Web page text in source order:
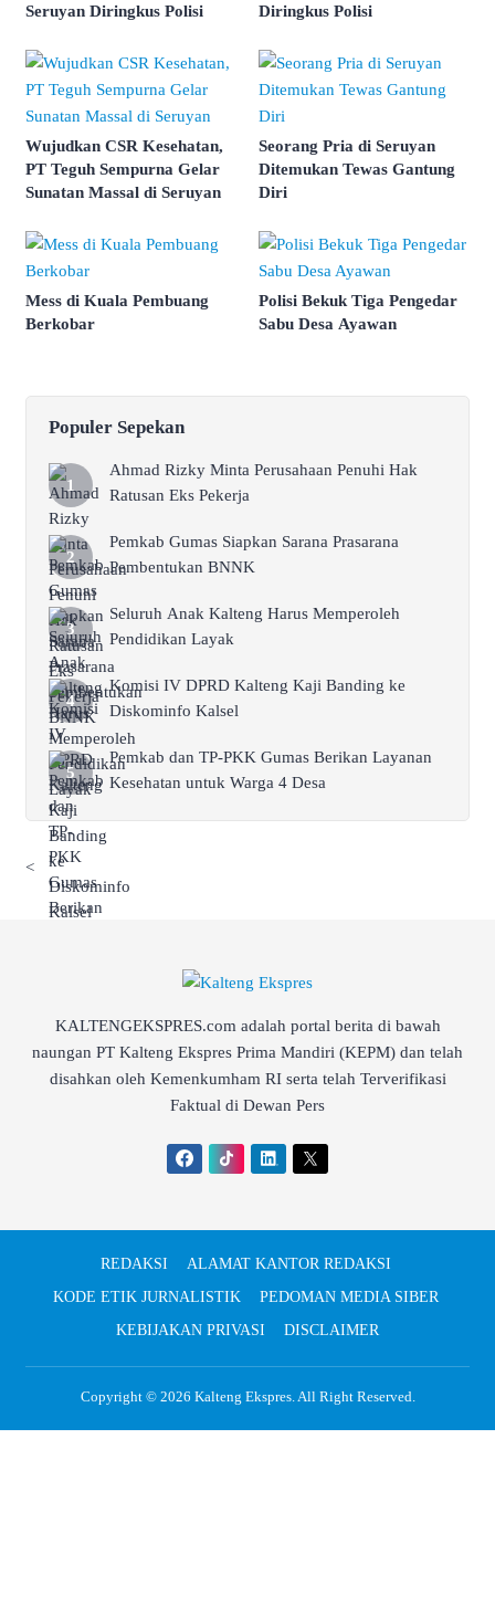
Seruyan Diringkus Polisi
Diringkus Polisi
Wujudkan CSR Kesehatan,
PT Teguh Sempurna Gelar
Sunatan Massal di Seruyan
Seorang Pria di Seruyan
Ditemukan Tewas Gantung
Diri
Mess di Kuala Pembuang
Berkobar
Polisi Bekuk Tiga Pengedar
Sabu Desa Ayawan
Populer Sepekan
Ahmad Rizky Minta Perusahaan Penuhi Hak
Ratusan Eks Pekerja
Pemkab Gumas Siapkan Sarana Prasarana
Pembentukan BNNK
Seluruh Anak Kalteng Harus Memperoleh
Pendidikan Layak
Komisi IV DPRD Kalteng Kaji Banding ke
Diskominfo Kalsel
Pemkab dan TP-PKK Gumas Berikan Layanan
Kesehatan untuk Warga 4 Desa
<
KALTENGEKSPRES.com adalah portal berita di bawah
naungan PT Kalteng Ekspres Prima Mandiri (KEPM) dan telah
disahkan oleh Kemenkumham RI serta telah Terverifikasi
Faktual di Dewan Pers
REDAKSI
ALAMAT KANTOR REDAKSI
KODE ETIK JURNALISTIK
PEDOMAN MEDIA SIBER
KEBIJAKAN PRIVASI
DISCLAIMER
Copyright © 2026 Kalteng Ekspres. All Right Reserved.